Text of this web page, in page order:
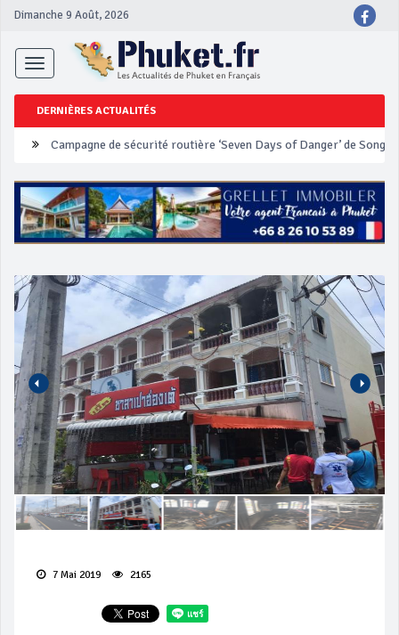
Dimanche 9 Août, 2026
Toggle
navigation
DERNIÈRES ACTUALITÉS
Un touriste français blessé en se faisant arracher son collier en
Phuket Peranakan Festival
‘Phuket Eye’ assurera la sécurité pendant Songkran
Campagne de sécurité routière ‘Seven Days of Danger’ de
7 Mai 2019 2165